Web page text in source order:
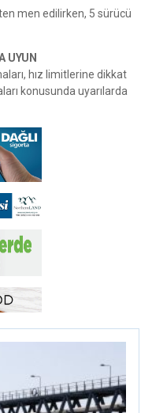
men edilirken, 5 sürücü
UYUN
hız limitlerine dikkat
konusunda uyarılarda